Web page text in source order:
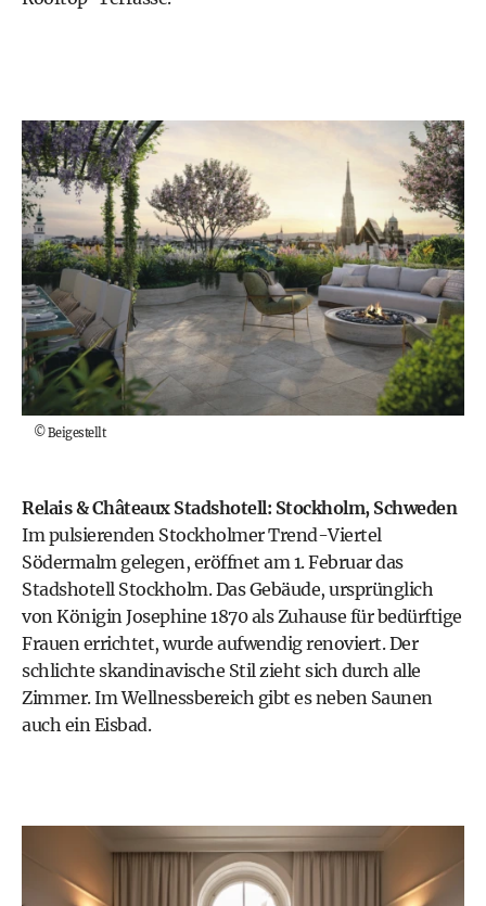
©Beigestellt
Relais & Châteaux Stadshotell: Stockholm, Schweden
Im pulsierenden Stockholmer Trend-Viertel
Södermalm gelegen, eröffnet am 1. Februar das
Stadshotell Stockholm. Das Gebäude, ursprünglich
von Königin Josephine 1870 als Zuhause für bedürftige
Frauen errichtet, wurde aufwendig renoviert. Der
schlichte skandinavische Stil zieht sich durch alle
Zimmer. Im Wellnessbereich gibt es neben Saunen
auch ein Eisbad.